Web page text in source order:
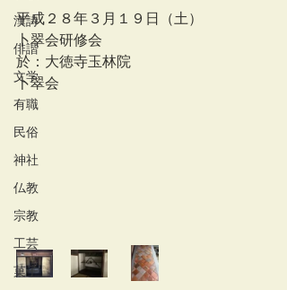
漢詩
俳諧
文学
有職
民俗
神社
仏教
宗教
工芸
菓子
平成２８年３月１９日（土）
卜翠会研修会
於：大徳寺玉林院
卜翠会